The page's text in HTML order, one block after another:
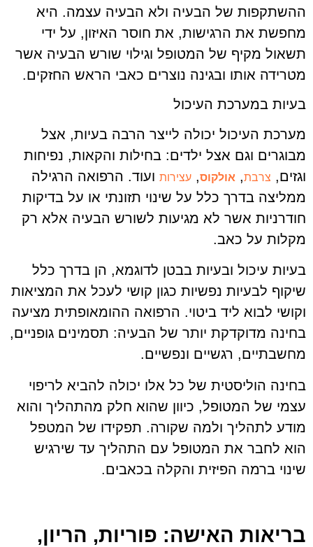
ההשתקפות של הבעיה ולא הבעיה עצמה. היא
מחפשת את הרגישות, את חוסר האיזון, על ידי
תשאול מקיף של המטופל וגילוי שורש הבעיה אשר
מטרידה אותו ובגינה נוצרים כאבי הראש החזקים.
בעיות במערכת העיכול
מערכת העיכול יכולה לייצר הרבה בעיות, אצל
מבוגרים וגם אצל ילדים: בחילות והקאות, נפיחות
וגזים, צרבת, אולקוס, עצירות ועוד. הרפואה הרגילה
ממליצה בדרך כלל על שינוי תזונתי או על בדיקות
חודרניות אשר לא מגיעות לשורש הבעיה אלא רק
מקלות על כאב.
בעיות עיכול ובעיות בבטן לדוגמא, הן בדרך כלל
שיקוף לבעיות נפשיות כגון קושי לעכל את המציאות
וקושי לבוא ליד ביטוי. הרפואה ההומאופתית מציעה
בחינה מדוקדקת יותר של הבעיה: תסמינים גופניים,
מחשבתיים, רגשיים ונפשיים.
בחינה הוליסטית של כל אלו יכולה להביא לריפוי
עצמי של המטופל, כיוון שהוא חלק מהתהליך והוא
מודע לתהליך ולמה שקורה. תפקידו של המטפל
הוא לחבר את המטופל עם התהליך עד שירגיש
שינוי ברמה הפיזית והקלה בכאבים.
בריאות האישה: פוריות, הריון,